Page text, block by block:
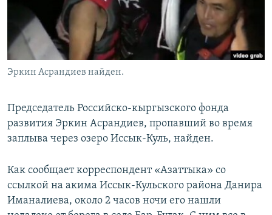
Эркин Асрандиев найден.
Председатель Российско-кыргызского фонда
развития Эркин Асрандиев, пропавший во время
заплыва через озеро Иссык-Куль, найден.
Как сообщает корреспондент «Азаттыка» со
ссылкой на акима Иссык-Кульского района Данира
Иманалиева, около 2 часов ночи его нашли